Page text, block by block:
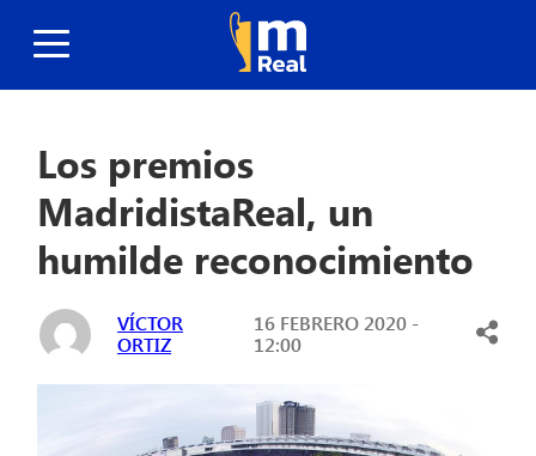
Los premios
MadridistaReal, un
humilde reconocimiento
VÍCTOR
ORTIZ
16 FEBRERO 2020 -
12:00